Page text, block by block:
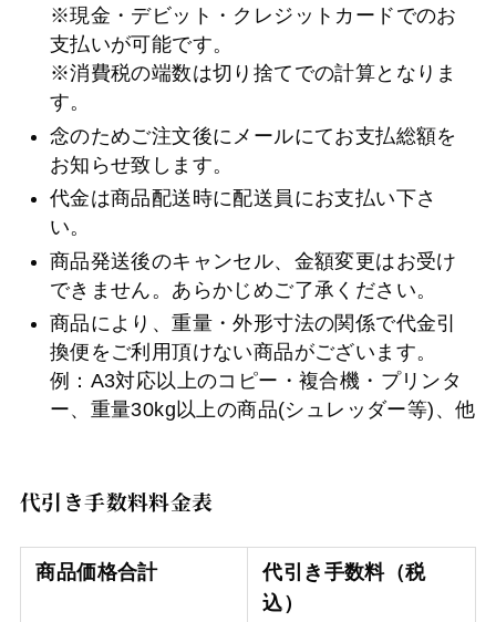
※現金・デビット・クレジットカードでのお
支払いが可能です。
※消費税の端数は切り捨てでの計算となりま
す。
念のためご注文後にメールにてお支払総額を
お知らせ致します。
代金は商品配送時に配送員にお支払い下さ
い。
商品発送後のキャンセル、金額変更はお受け
できません。あらかじめご了承ください。
商品により、重量・外形寸法の関係で代金引
換便をご利用頂けない商品がございます。
例：A3対応以上のコピー・複合機・プリンタ
ー、重量30kg以上の商品(シュレッダー等)、他
代引き手数料料金表
商品価格合計
代引き手数料（税
込）